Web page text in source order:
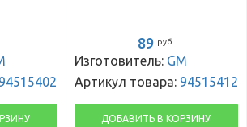
94515402
89 руб.
Изготовитель: GM
Артикул товара: 94515412
ДОБАВИТЬ В КОРЗИНУ